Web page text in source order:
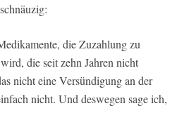
die Zuzahlung zu
die seit zehn Jahren nicht
nicht eine Versündigung an der
nicht. Und deswegen sage ich,